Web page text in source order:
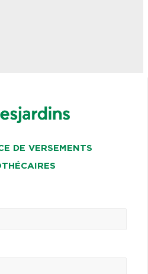
DE VERSEMENTS